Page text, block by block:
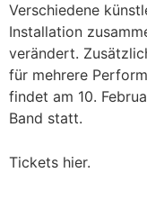
Verschiedene
Installation
verändert.
für mehrere
findet am 10.
Band statt.
Tickets hier.